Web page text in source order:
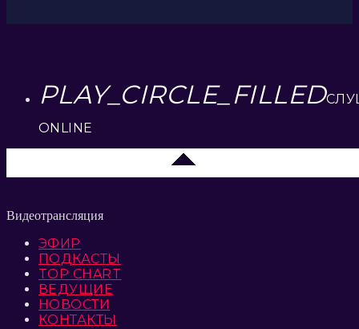
PLAY_CIRCLE_FILLED
ONLINE
Видеотрансляция
ЭФИР
ПОДКАСТЫ
TOP CHART
ВЕДУЩИЕ
НОВОСТИ
КОНТАКТЫ